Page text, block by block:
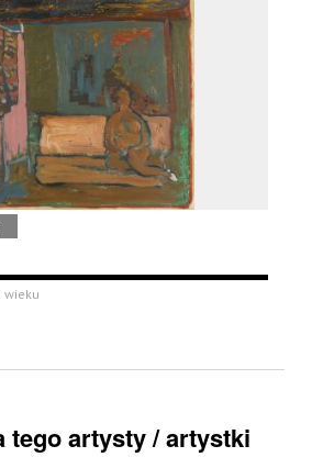
wieku
tego artysty / artystki